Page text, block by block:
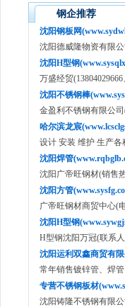
钢企推荐
沈阳钢板网
沈阳德威隆物资有限公
沈阳H型钢
万盛经贸(13804029666
沈阳不锈钢棒
金盈利不锈钢有限公司
哈尔滨龙宸
设计 安装 维护 生产各
沈阳焊管
沈阳广帝旺钢材(销售
沈阳方管
广帝旺钢材商贸中心(
沈阳H型钢
H型钢沈阳万冠(联系
沈阳运利双鑫商贸有
常年销售镀锌管、焊
专营不锈钢板材
沈阳铸隆不锈钢有限公